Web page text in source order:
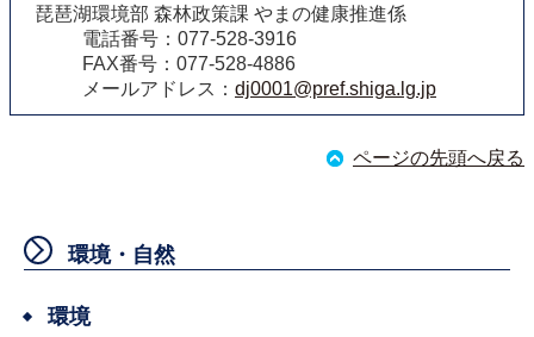
琵琶湖環境部 森林政策課 やまの健康推進係
電話番号：077-528-3916
FAX番号：077-528-4886
メールアドレス： dj0001@pref.shiga.lg.jp
ページの先頭へ戻る
環境・自然
環境